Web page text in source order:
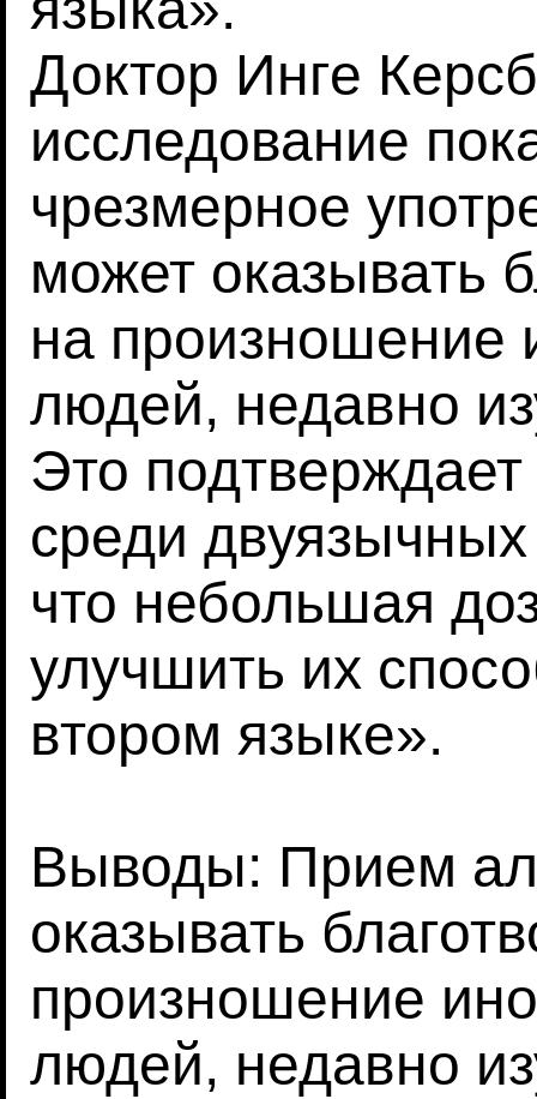
Доктор Инге
исследование
чрезмерное
может оказывать
на произношение
людей, недавно
Это
среди
что небольшая
улучшить их
втором языке».
Выводы: Прием
оказывать
произношение
людей, недавно